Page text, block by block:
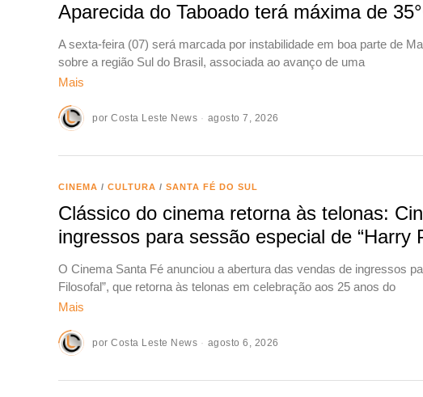
Aparecida do Taboado terá máxima de
A sexta-feira (07) será marcada por instabilidade em boa parte de
sobre a região Sul do Brasil, associada ao avanço de uma
Mais
por Costa Leste News agosto 7, 2026
CINEMA / CULTURA / SANTA FÉ DO SUL
Clássico do cinema retorna às telonas:
ingressos para sessão especial de “Harry
O Cinema Santa Fé anunciou a abertura das vendas de ingressos
Filosofal”, que retorna às telonas em celebração aos 25 anos do
Mais
por Costa Leste News agosto 6, 2026